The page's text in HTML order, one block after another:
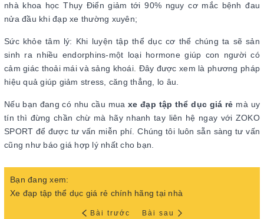
nhà khoa học Thụy Điển giảm tới 90% nguy cơ mắc bệnh đau
nửa đầu khi đạp xe thường xuyên;
Sức khỏe tâm lý: Khi luyện tập thể dục cơ thể chúng ta sẽ sản
sinh ra nhiều endorphins-một loại hormone giúp con người có
cảm giác thoải mái và sảng khoái. Đây được xem là phương pháp
hiệu quả giúp giảm stress, căng thẳng, lo âu.
Nếu bạn đang có nhu cầu mua xe đạp tập thể dục giá rẻ mà uy
tín thì đừng chần chừ mà hãy nhanh tay liên hệ ngay với ZOKO
SPORT để được tư vấn miễn phí. Chúng tôi luôn sẵn sàng tư vấn
cũng như báo giá hợp lý nhất cho bạn.
Bạn đang xem:
Xe đạp tập thể dục giá rẻ chính hãng tại nhà
Bài trước Bài sau